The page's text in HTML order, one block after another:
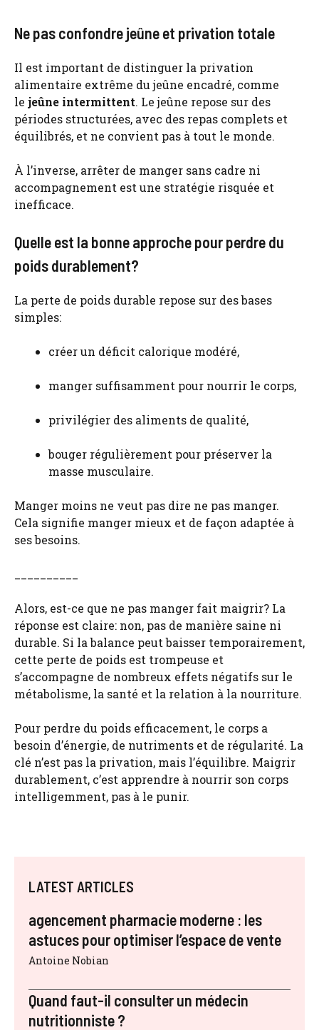
Ne pas confondre jeûne et privation totale
Il est important de distinguer la privation
alimentaire extrême du jeûne encadré, comme
le jeûne intermittent. Le jeûne repose sur des
périodes structurées, avec des repas complets et
équilibrés, et ne convient pas à tout le monde.
À l’inverse, arrêter de manger sans cadre ni
accompagnement est une stratégie risquée et
inefficace.
Quelle est la bonne approche pour perdre du
poids durablement?
La perte de poids durable repose sur des bases
simples:
créer un déficit calorique modéré,
manger suffisamment pour nourrir le corps,
privilégier des aliments de qualité,
bouger régulièrement pour préserver la
masse musculaire.
Manger moins ne veut pas dire ne pas manger.
Cela signifie manger mieux et de façon adaptée à
ses besoins.
Alors, est-ce que ne pas manger fait maigrir? La
réponse est claire: non, pas de manière saine ni
durable. Si la balance peut baisser temporairement,
cette perte de poids est trompeuse et
s’accompagne de nombreux effets négatifs sur le
métabolisme, la santé et la relation à la nourriture.
Pour perdre du poids efficacement, le corps a
besoin d’énergie, de nutriments et de régularité. La
clé n’est pas la privation, mais l’équilibre. Maigrir
durablement, c’est apprendre à nourrir son corps
intelligemment, pas à le punir.
LATEST ARTICLES
agencement pharmacie moderne : les
astuces pour optimiser l’espace de vente
Antoine Nobian
Quand faut-il consulter un médecin
nutritionniste ?